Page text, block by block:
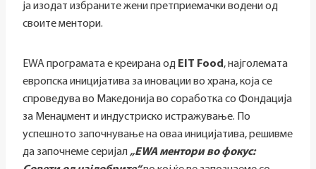
ја изодат избраните жени претприемачки водени од
своите ментори.
EWA програмата е креирана од EIT Food , најголемата
европска иницијатива за иновации во храна, која се
спроведува во Македонија во соработка со Фондација
за Менаџмент и индустриско истражување. По
успешното започнување на оваа иницијатива, решивме
да започнеме серијал „EWA ментори во фокус: